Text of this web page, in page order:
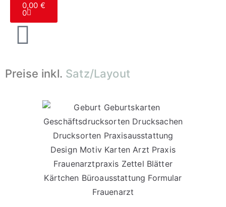
0,00 €
0
Preise inkl. Satz/Layout